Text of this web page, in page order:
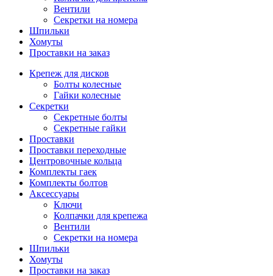
Вентили
Секретки на номера
Шпильки
Хомуты
Проставки на заказ
Крепеж для дисков
Болты колесные
Гайки колесные
Секретки
Секретные болты
Секретные гайки
Проставки
Проставки переходные
Центровочные кольца
Комплекты гаек
Комплекты болтов
Аксессуары
Ключи
Колпачки для крепежа
Вентили
Секретки на номера
Шпильки
Хомуты
Проставки на заказ